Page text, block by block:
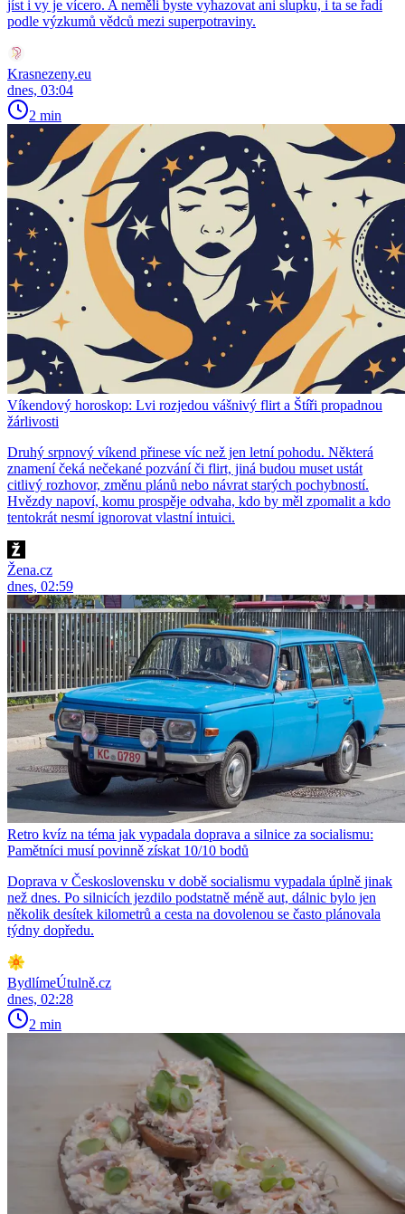
jíst i vy je vícero. A neměli byste vyhazovat ani slupku, i ta se řadí
podle výzkumů vědců mezi superpotraviny.
Krasnezeny.eu
dnes, 03:04
2 min
Víkendový horoskop: Lvi rozjedou vášnivý flirt a Štíři propadnou
žárlivosti
Druhý srpnový víkend přinese víc než jen letní pohodu. Některá
znamení čeká nečekané pozvání či flirt, jiná budou muset ustát
citlivý rozhovor, změnu plánů nebo návrat starých pochybností.
Hvězdy napoví, komu prospěje odvaha, kdo by měl zpomalit a kdo
tentokrát nesmí ignorovat vlastní intuici.
Žena.cz
dnes, 02:59
Retro kvíz na téma jak vypadala doprava a silnice za socialismu:
Pamětníci musí povinně získat 10/10 bodů
Doprava v Československu v době socialismu vypadala úplně jinak
než dnes. Po silnicích jezdilo podstatně méně aut, dálnic bylo jen
několik desítek kilometrů a cesta na dovolenou se často plánovala
týdny dopředu.
BydlímeÚtulně.cz
dnes, 02:28
2 min